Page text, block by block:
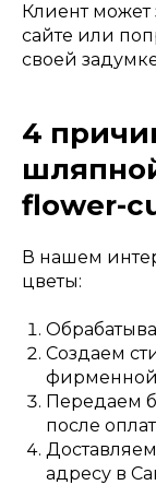
Клиент может
сайте или
своей
4
flower-
В нашем
цветы:
Создаем
фирменной
Передаем
после
адресу в